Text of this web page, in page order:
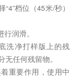
档位（45米/秒）
润滑。
洗净打样版上的残
任何残留物。
重要作用，使用中